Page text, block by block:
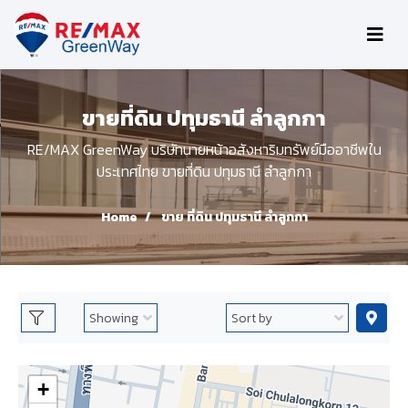
ขายที่ดิน ปทุมธานี ลำลูกกา
RE/MAX GreenWay บริษัทนายหน้าอสังหาริมทรัพย์มืออาชีพใน
ประเทศไทย ขายที่ดิน ปทุมธานี ลำลูกกา
Home ขาย ที่ดิน ปทุมธานี ลำลูกกา
+